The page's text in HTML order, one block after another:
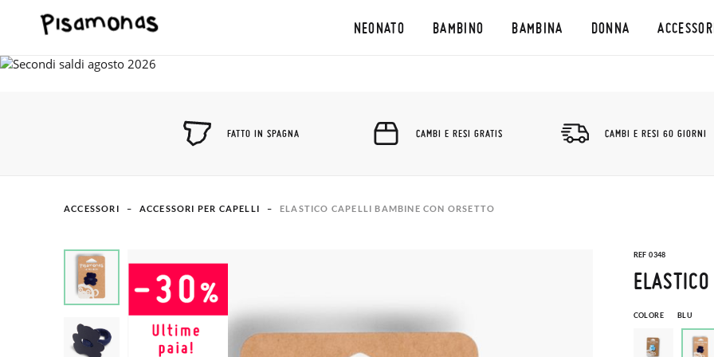
NEONATO BAMBINO BAMBINA DONNA
FATTO IN SPAGNA CAMBI E RESI GRATIS CAMBI E RESI 60 GIORNI
ACCESSORI ACCESSORI PER CAPELLI ELASTICO CAPELLI BAMBINE CON ORSETTO
REF 0348
COLORE BLU